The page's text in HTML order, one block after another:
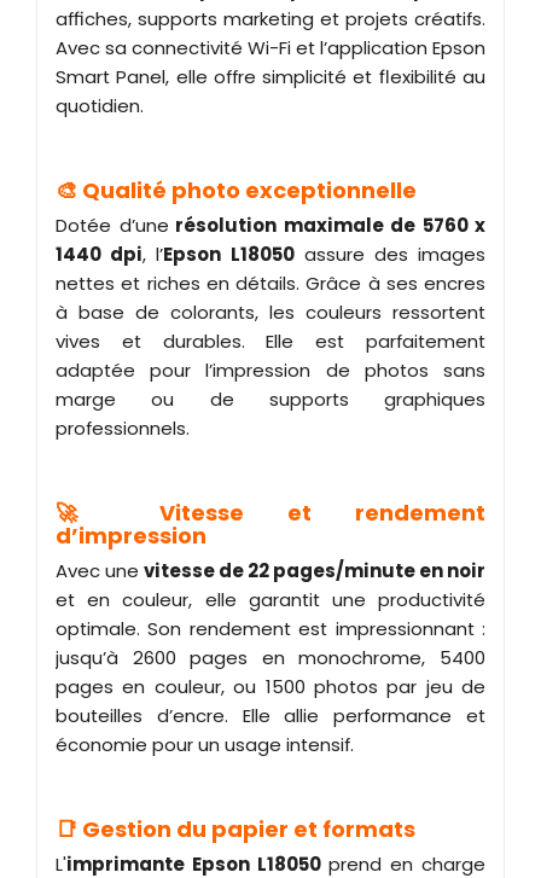
affiches, supports marketing et projets créatifs.
Avec sa connectivité Wi-Fi et l’application Epson
Smart Panel, elle offre simplicité et flexibilité au
quotidien.
🎨 Qualité photo exceptionnelle
Dotée d’une résolution maximale de 5760 x
1440 dpi, l’Epson L18050assure des images
nettes et riches en détails. Grâce à ses encres
à base de colorants, les couleurs ressortent
vives et durables. Elle est parfaitement
adaptée pour l’impression de photos sans
marge ou de supports graphiques
professionnels.
🚀 Vitesse et rendement
d’impression
Avec une vitesse de 22 pages/minute en noir
et en couleur, elle garantit une productivité
optimale. Son rendement est impressionnant :
jusqu’à 2600 pages en monochrome, 5400
pages en couleur, ou 1500 photos par jeu de
bouteilles d’encre. Elle allie performance et
économie pour un usage intensif.
📑 Gestion du papier et formats
L'imprimante Epson L18050prend en charge